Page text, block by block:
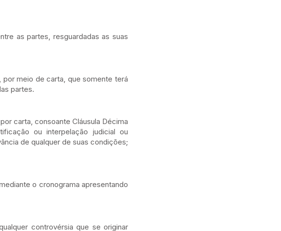
as partes, resguardadas as suas
meio de carta, que somente terá
partes.
carta, consoante Cláusula Décima
ou interpelação judicial ou
de qualquer de suas condições;
o cronograma apresentando
controvérsia que se originar